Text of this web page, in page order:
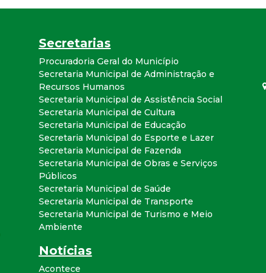
a
l
d
e
C
o
n
q
u
Secretarias
Procuradoria Geral do Município
Secretaria Municipal de Administração e
Recursos Humanos
Secretaria Municipal de Assistência Social
Secretaria Municipal de Cultura
Secretaria Municipal de Educação
Secretaria Municipal do Esporte e Lazer
Secretaria Municipal de Fazenda
Secretaria Municipal de Obras e Serviços
Públicos
Secretaria Municipal de Saúde
Secretaria Municipal de Transporte
Secretaria Municipal de Turismo e Meio
Ambiente
Notícias
Acontece